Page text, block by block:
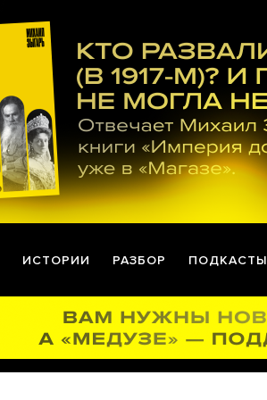
ИСТОРИИ РАЗБОР ПОДКАСТЫ